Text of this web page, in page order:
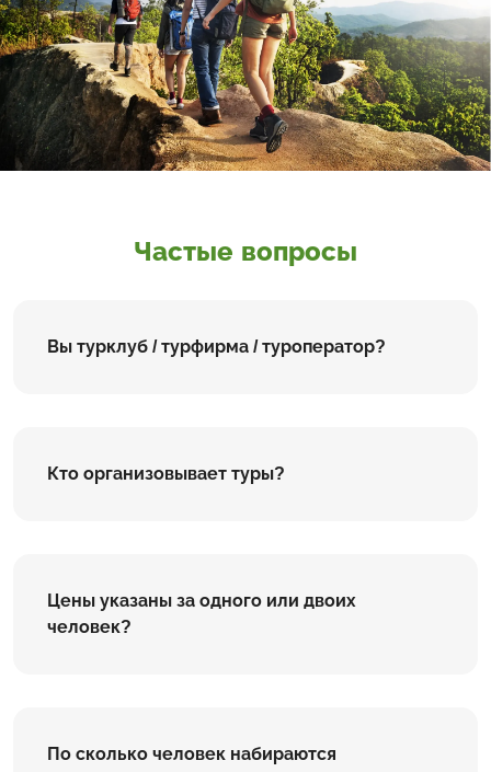
Частые вопросы
Вы турклуб / турфирма / туроператор?
Кто организовывает туры?
Цены указаны за одного или двоих
человек?
По сколько человек набираются